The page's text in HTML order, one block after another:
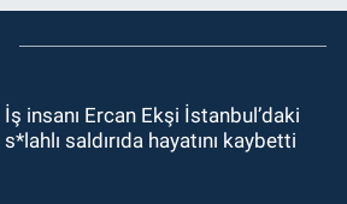
12:00Olcay Can görevine resmen
başladı.
10:51Bülent Ecevit Üniversitesi'ne
45 sözleşmeli personel alınacak.
İş insanı Ercan Ekşi İstanbul’daki
s*lahlı saldırıda hayatını kaybetti